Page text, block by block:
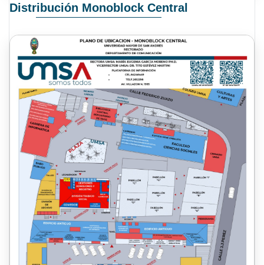
Distribución Monoblock Central